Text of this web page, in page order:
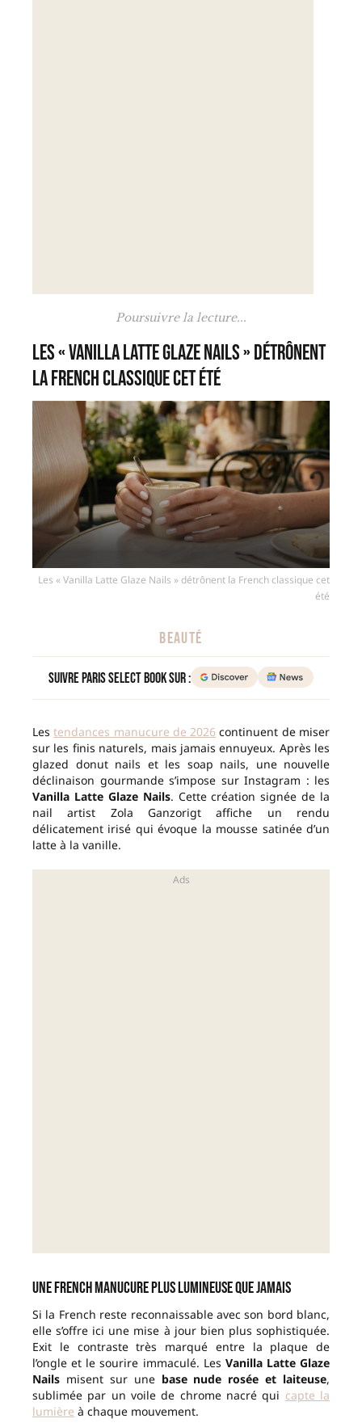
Poursuivre la lecture...
Les « Vanilla Latte Glaze Nails » détrônent
la French classique cet été
Les « Vanilla Latte Glaze Nails » détrônent la French classique cet
été
BEAUTÉ
Suivre Paris Select Book sur :
Lestendances manucure de 2026 continuent de miser
sur les finis naturels, mais jamais ennuyeux. Après les
glazed donut nails et les soap nails, une nouvelle
déclinaison gourmande s’impose sur Instagram : les
Vanilla Latte Glaze Nails. Cette création signée de la
nail artist Zola Ganzorigt affiche un rendu
délicatement irisé qui évoque la mousse satinée d’un
latte à la vanille.
Une French manucure plus lumineuse que jamais
Si la French reste reconnaissable avec son bord blanc,
elle s’offre ici une mise à jour bien plus sophistiquée.
Exit le contraste très marqué entre la plaque de
l’ongle et le sourire immaculé. Les Vanilla Latte Glaze
Nails misent sur une base nude rosée et laiteuse,
sublimée par un voile de chrome nacré qui capte la
lumière à chaque mouvement.